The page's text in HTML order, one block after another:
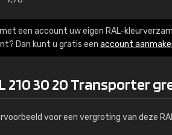
een account uw eigen RAL-
Dan kunt u gratis een account
210 30 20 Transporter
voor een vergroting van deze